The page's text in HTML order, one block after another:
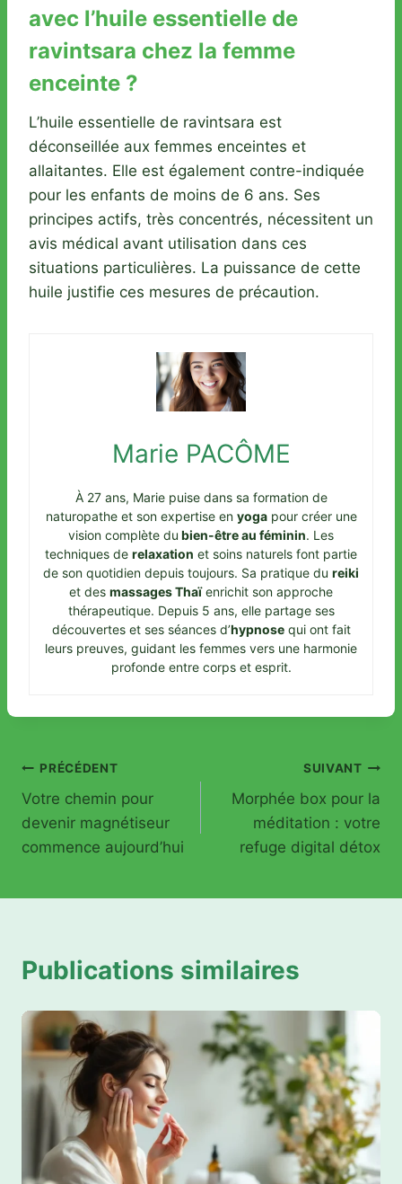
avec l’huile essentielle de
ravintsara chez la femme
enceinte ?
L’huile essentielle de ravintsara est
déconseillée aux femmes enceintes et
allaitantes. Elle est également contre-indiquée
pour les enfants de moins de 6 ans. Ses
principes actifs, très concentrés, nécessitent un
avis médical avant utilisation dans ces
situations particulières. La puissance de cette
huile justifie ces mesures de précaution.
Marie PACÔME
À 27 ans, Marie puise dans sa formation de
naturopathe et son expertise en yogapour créer une
vision complète du bien-être au féminin. Les
techniques de relaxation et soins naturels font partie
de son quotidien depuis toujours. Sa pratique du reiki
et des massages Thaïenrichit son approche
thérapeutique. Depuis 5 ans, elle partage ses
découvertes et ses séances d’hypnosequi ont fait
leurs preuves, guidant les femmes vers une harmonie
profonde entre corps et esprit.
Navigation
de
l’article
PRÉCÉDENT
Votre chemin pour
devenir magnétiseur
commence aujourd’hui
SUIVANT
Morphée box pour la
méditation : votre
refuge digital détox
Publications similaires